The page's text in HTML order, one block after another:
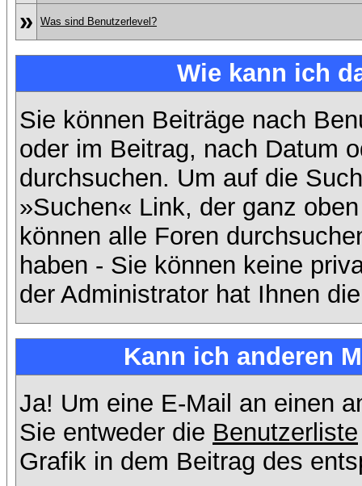
» Was sind Benutzerlevel?
Wie kann ich
Sie können Beiträge nach
oder im Beitrag, nach Datum
durchsuchen. Um auf die
»Suchen« Link, der ganz
können alle Foren
haben - Sie können keine
der Administrator hat Ihnen
Kann ich anderen
Ja! Um eine E-Mail an einen
Sie entweder die Benutzerliste
Grafik in dem Beitrag des